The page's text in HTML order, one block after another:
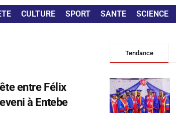
CULTURE SPORT SANTE SCIENCE
entre Félix
à Entebe
Tendance